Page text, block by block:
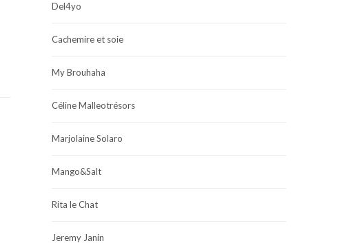
Del4yo
Cachemire et soie
My Brouhaha
Céline Malleotrésors
Marjolaine Solaro
Mango&Salt
Rita le Chat
Jeremy Janin